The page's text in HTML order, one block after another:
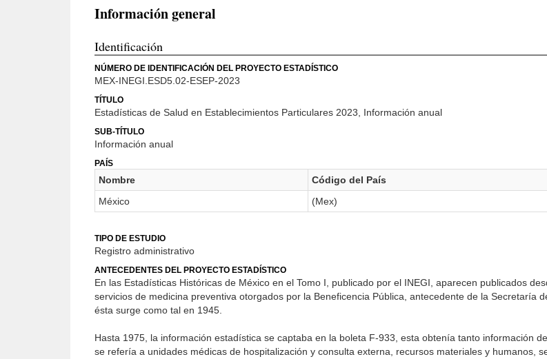
Información general
Identificación
NÚMERO DE IDENTIFICACIÓN DEL PROYECTO ESTADÍSTICO
MEX-INEGI.ESD5.02-ESEP-2023
TÍTULO
Estadísticas de Salud en Establecimientos Particulares 2023, Información anual
SUB-TÍTULO
Información anual
PAÍS
Nombre
Código del País
México
(Mex)
TIPO DE ESTUDIO
Registro administrativo
ANTECEDENTES DEL PROYECTO ESTADÍSTICO
En las Estadísticas Históricas de México en el Tomo I, publicado por el INEGI, aparecen publicados
servicios de medicina preventiva otorgados por la Beneficencia Pública, antecedente de la Secretaría
ésta surge como tal en 1945.
Hasta 1975, la información estadística se captaba en la boleta F-933, esta obtenía tanto información
se refería a unidades médicas de hospitalización y consulta externa, recursos materiales y humanos,